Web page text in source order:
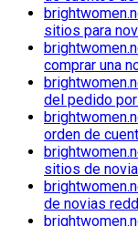
sitios para
comprar una
del pedido
orden de
sitios de
de novias